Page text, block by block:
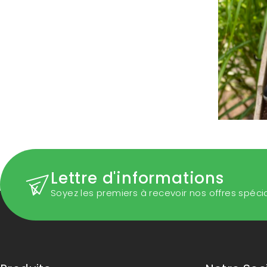
Lettre d'informations
Soyez les premiers à recevoir nos offres